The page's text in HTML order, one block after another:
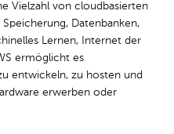
Vielzahl von cloudbasierten
Datenbanken,
Lernen, Internet der
ermöglicht es
entwickeln, zu hosten und
erwerben oder